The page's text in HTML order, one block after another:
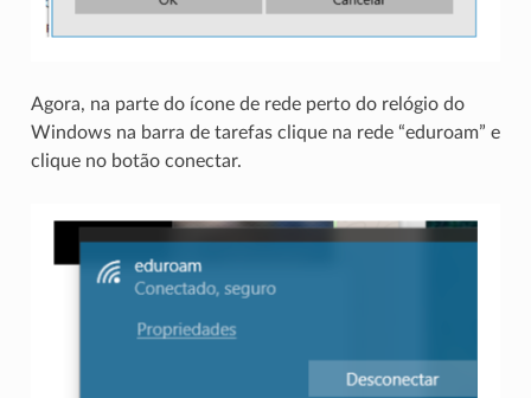
Agora, na parte do ícone de rede perto do relógio do
Windows na barra de tarefas clique na rede “eduroam” e
clique no botão conectar.